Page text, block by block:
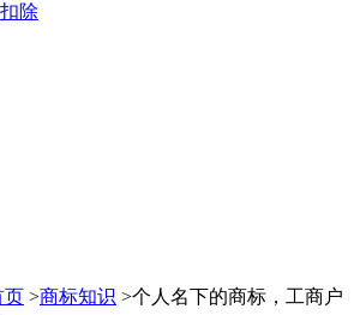
除
页 >商标知识 >个人名下的商标，工商户